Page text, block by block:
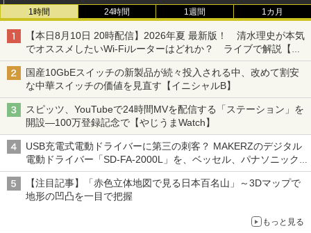
1時間 24時間 1週間 1カ月
【本日8月10日 20時配信】2026年夏 最新版！ 清水理史が本気
でオススメしたいWi-Fiルーターはどれか？ ライブで解説【清
水理史の「イニシャルB」チャンネル】
国産10GbEスイッチの新製品が続々投入される中、改めて割安
な中華スイッチの価値を見直す【イニシャルB】
スピッツ、YouTubeで24時間MVを配信する「ステーション」を
開設―100万登録記念で【やじうまWatch】
USB充電式電動ドライバーに第三の刺客？ MAKERZのデジタル
電動ドライバー「SD-FA-2000L」を、ベッセル、パナソニック
と比較してみた記事に注目が集まる【アクセスランキング】
【注目記事】「赤色立体地図で見る日本百名山」～3Dマップで
地形の凹凸を一目で把握
もっと見る